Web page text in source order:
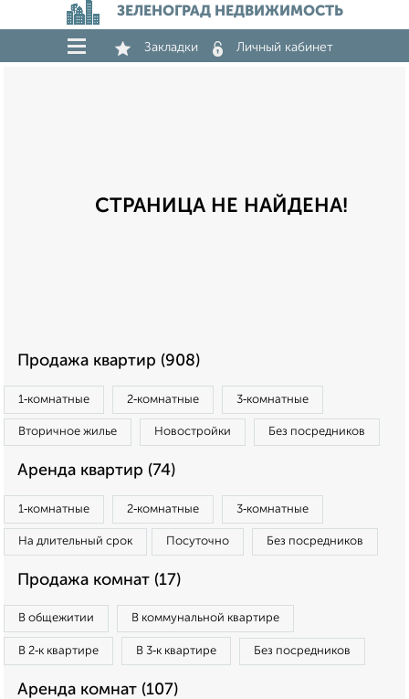
ЗЕЛЕНОГРАД НЕДВИЖИМОСТЬ
Закладки Личный кабинет
СТРАНИЦА НЕ НАЙДЕНА!
Продажа квартир (908)
1‑комнатные 2‑комнатные 3‑комнатные
Вторичное жилье Новостройки Без посредников
Аренда квартир (74)
1‑комнатные 2‑комнатные 3‑комнатные
На длительный срок Посуточно Без посредников
Продажа комнат (17)
В общежитии В коммунальной квартире
В 2‑к квартире В 3‑к квартире Без посредников
Аренда комнат (107)